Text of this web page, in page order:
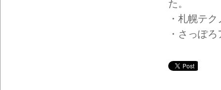
た。
・札幌テ
・さっぽ